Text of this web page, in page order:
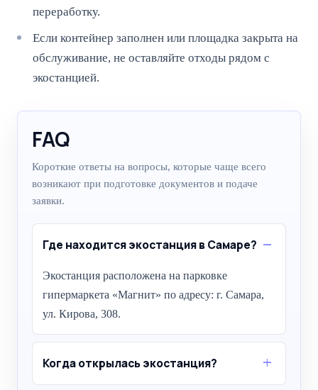
переработку.
Если контейнер заполнен или площадка закрыта на
обслуживание, не оставляйте отходы рядом с
экостанцией.
FAQ
Короткие ответы на вопросы, которые чаще всего
возникают при подготовке документов и подаче
заявки.
Где находится экостанция в Самаре?
Экостанция расположена на парковке
гипермаркета «Магнит» по адресу: г. Самара,
ул. Кирова, 308.
Когда открылась экостанция?